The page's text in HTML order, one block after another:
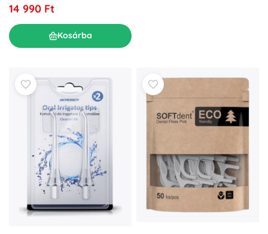
14 990 Ft
Kosárba